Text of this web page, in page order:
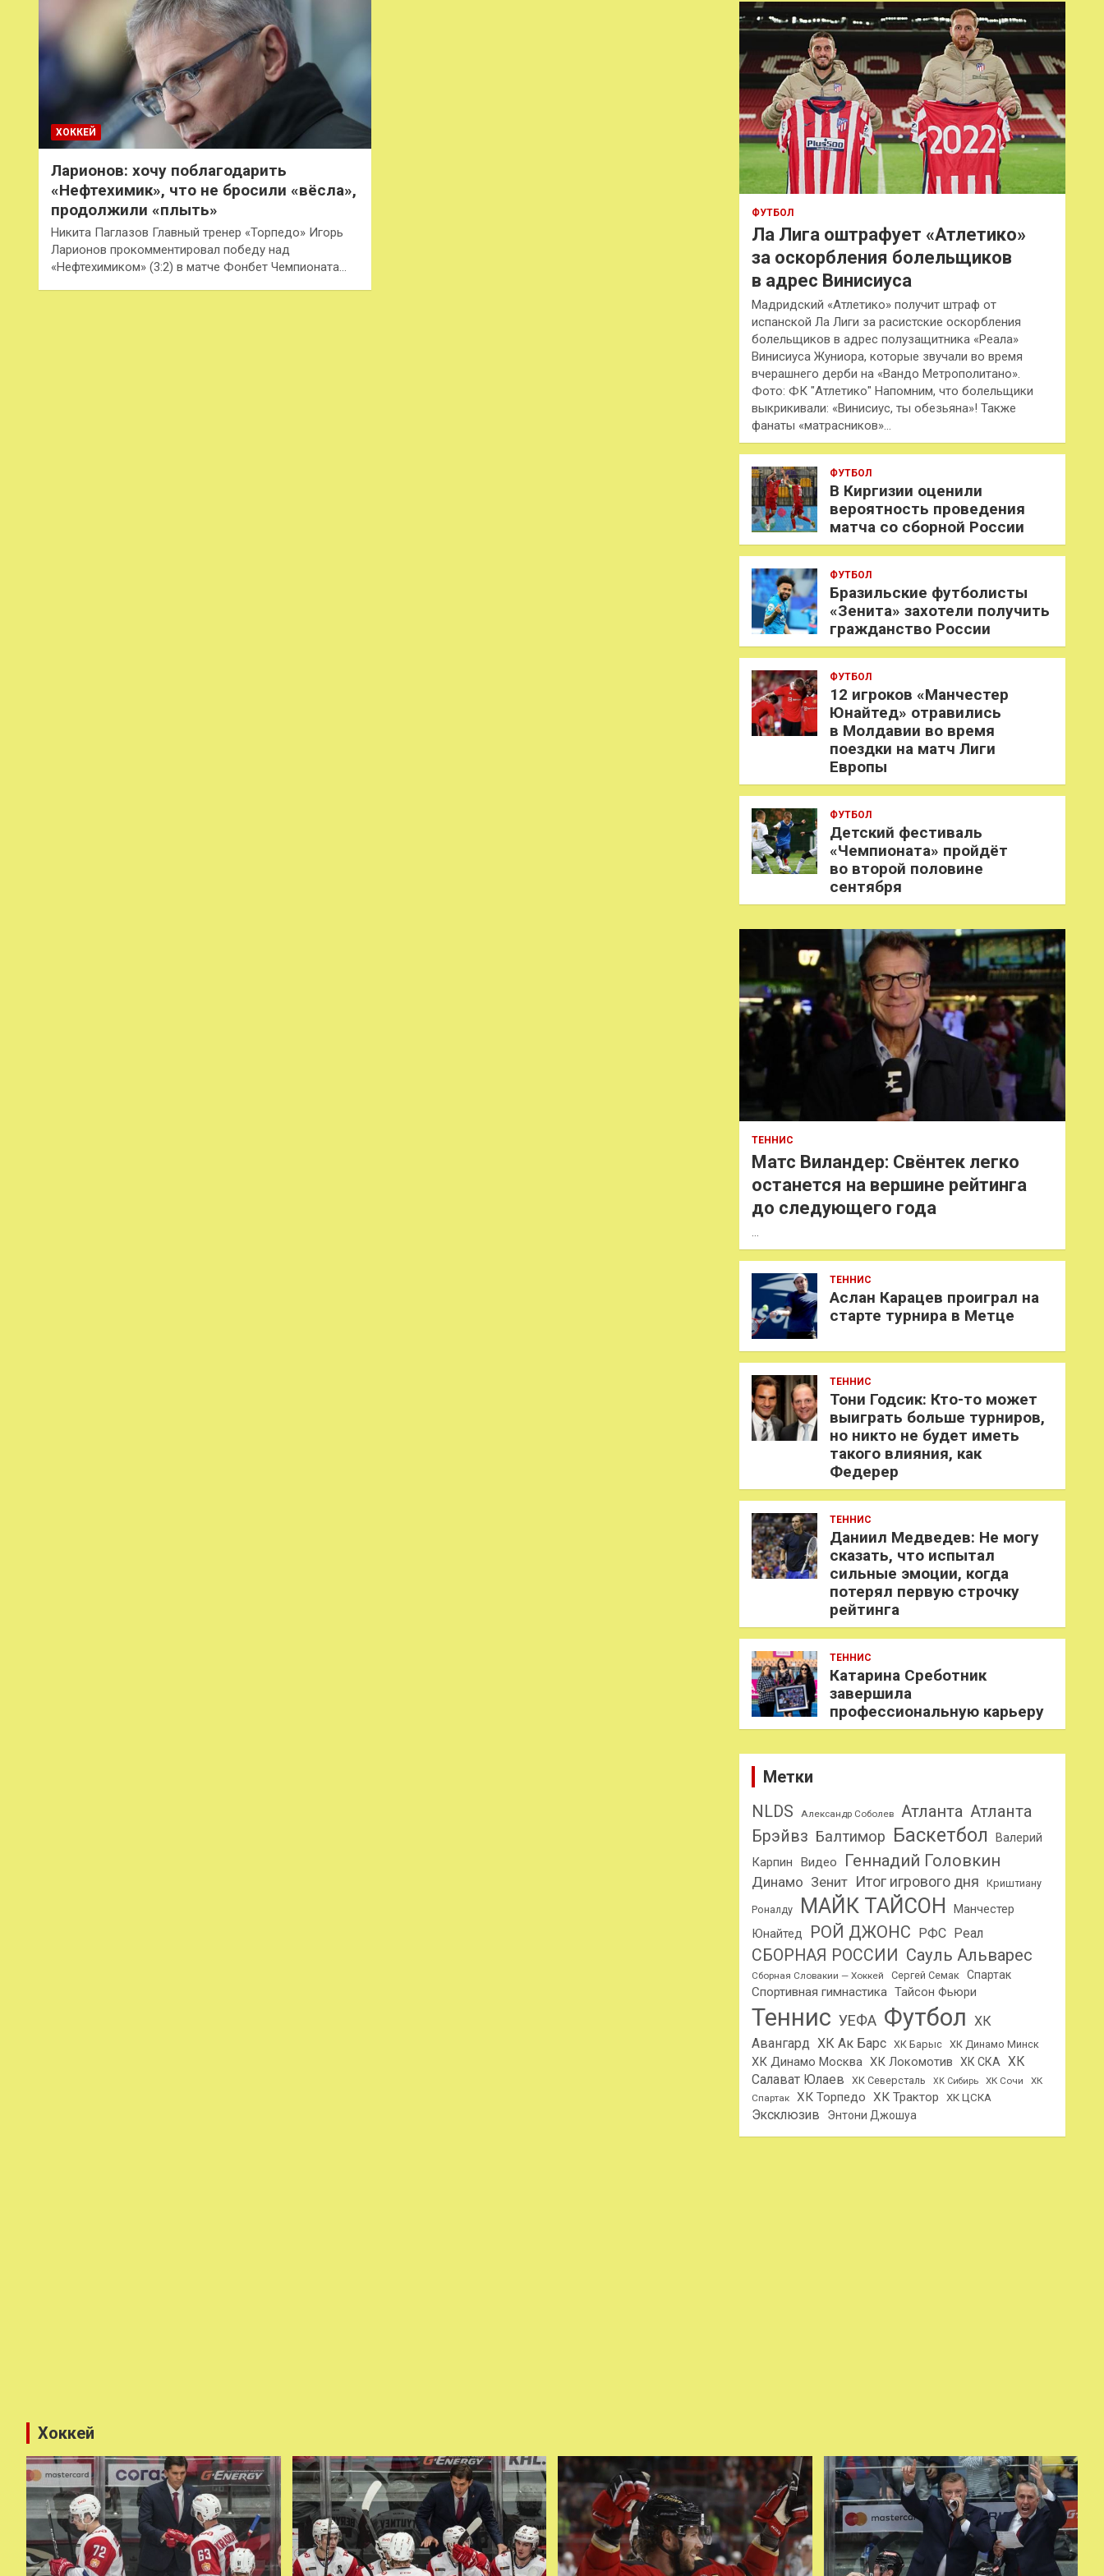
ХОККЕЙ
Ларионов: хочу поблагодарить
«Нефтехимик», что не бросили «вёсла»,
продолжили «плыть»
Никита Паглазов Главный тренер «Торпедо» Игорь
Ларионов прокомментировал победу над
«Нефтехимиком» (3:2) в матче Фонбет Чемпионата…
к
ФУТБОЛ
Ла Лига оштрафует «Атлетико»
за оскорбления болельщиков
в адрес Винисиуса
Мадридский «Атлетико» получит штраф от
испанской Ла Лиги за расистские оскорбления
болельщиков в адрес полузащитника «Реала»
Винисиуса Жуниора, которые звучали во время
вчерашнего дерби на «Вандо Метрополитано».
Фото: ФК "Атлетико" Напомним, что болельщики
выкрикивали: «Винисиус, ты обезьяна»! Также
фанаты «матрасников»…
ФУТБОЛ
В Киргизии оценили
вероятность проведения
матча со сборной России
ФУТБОЛ
Бразильские футболисты
«Зенита» захотели получить
гражданство России
ФУТБОЛ
12 игроков «Манчестер
Юнайтед» отравились
в Молдавии во время
поездки на матч Лиги
Европы
ФУТБОЛ
Детский фестиваль
«Чемпионата» пройдёт
во второй половине
сентября
ТЕННИС
Матс Виландер: Свёнтек легко
останется на вершине рейтинга
до следующего года
…
ТЕННИС
Аслан Карацев проиграл на
старте турнира в Метце
ТЕННИС
Тони Годсик: Кто-то может
выиграть больше турниров,
но никто не будет иметь
такого влияния, как
Федерер
ТЕННИС
Даниил Медведев: Не могу
сказать, что испытал
сильные эмоции, когда
потерял первую строчку
рейтинга
ТЕННИС
Катарина Среботник
завершила
профессиональную карьеру
Метки
NLDS
Александр Соболев Атланта Атланта
Брэйвз Балтимор Баскетбол
Валерий
Карпин
Видео Геннадий Головкин
Динамо Зенит Итог игрового дня Криштиану
Роналду МАЙК ТАЙСОН
Манчестер
Юнайтед
РОЙ ДЖОНС РФС Реал
СБОРНАЯ РОССИИ Сауль Альварес
Сборная Словакии — Хоккей Сергей Семак Спартак
Спортивная гимнастика Тайсон Фьюри
Теннис УЕФА Футбол ХК
Авангард ХК Ак Барс ХК Барыс ХК Динамо Минск
ХК Динамо Москва ХК Локомотив ХК СКА
ХК
Салават Юлаев
ХК Северсталь ХК Сибирь ХК Сочи
ХК
Спартак
ХК Торпедо ХК Трактор ХК ЦСКА
Эксклюзив Энтони Джошуа
Хоккей